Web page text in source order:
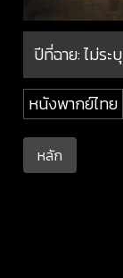
ปีที่ฉาย:ไม่ระบุ
หนังพากย์ไทย
หลัก